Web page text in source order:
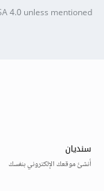
4.0unless mentioned